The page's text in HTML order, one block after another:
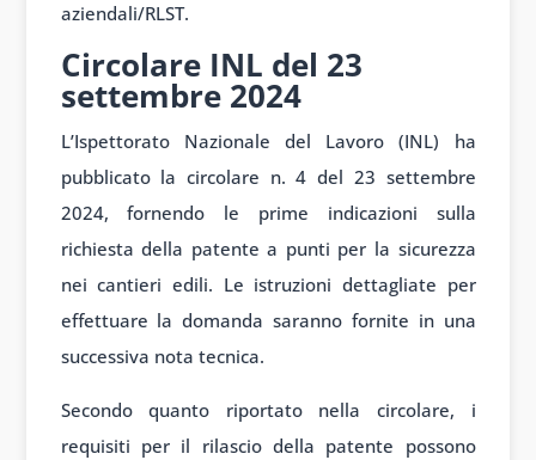
aziendali/RLST.
Circolare INL del 23
settembre 2024
L’Ispettorato Nazionale del Lavoro (INL) ha
pubblicato la circolare n. 4 del 23 settembre
2024, fornendo le prime indicazioni sulla
richiesta della patente a punti per la sicurezza
nei cantieri edili. Le istruzioni dettagliate per
effettuare la domanda saranno fornite in una
successiva nota tecnica.
Secondo quanto riportato nella circolare, i
requisiti per il rilascio della patente possono